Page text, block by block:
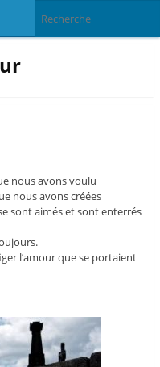
nous avons voulu
nous avons créées
sont aimés et sont enterrés
l’amour que se portaient